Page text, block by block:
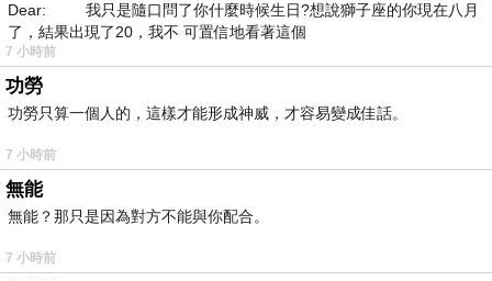
Dear: 我只是隨口問了你什麼時候生日?想說獅子座的你現在八月
了，結果出現了20，我不 可置信地看著這個
7 小時前
功勞
功勞只算一個人的，這樣才能形成神威，才容易變成佳話。
7 小時前
無能
無能？那只是因為對方不能與你配合。
7 小時前